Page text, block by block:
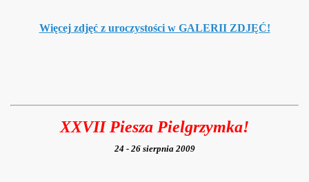
Więcej zdjęć z uroczystości w GALERII ZDJĘĆ!
XXVII Piesza Pielgrzymka!
24 - 26 sierpnia 2009